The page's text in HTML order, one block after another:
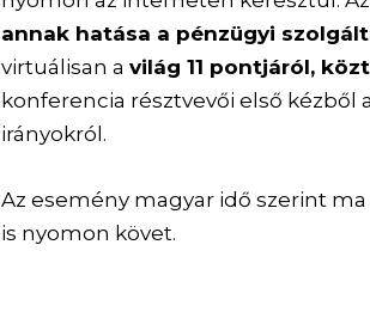
annak hatása a pénzügyi
virtuálisan avilág 11 pontjáról,
konferencia résztvevői első
irányokról.
Az esemény magyar idő szerint
is nyomon követ.